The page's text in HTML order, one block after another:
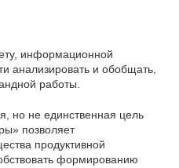
информационной
анализировать и обобщать,
работы.
но не единственная цель
позволяет
продуктивной
формированию